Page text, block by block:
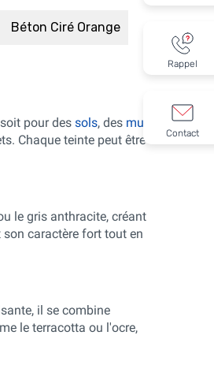
Béton Ciré Orange
pour des sols, des murs
Chaque teinte peut être
le gris anthracite, créant
caractère fort tout en
il se combine
le terracotta ou l'ocre,
Rappel
Contact